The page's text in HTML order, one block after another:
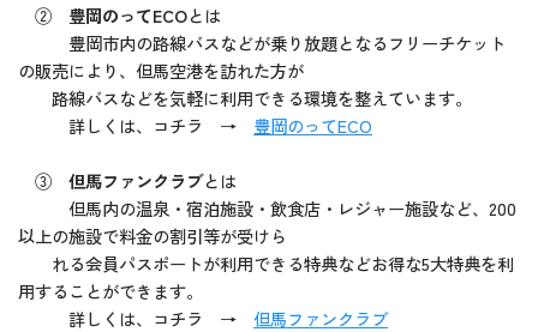
② 豊岡のってECOとは
豊岡市内の路線バスなどが乗り放題となるフリーチケット
の販売により、但馬空港を訪れた方が
路線バスなどを気軽に利用できる環境を整えています。
詳しくは、コチラ → 豊岡のってECO
③ 但馬ファンクラブとは
但馬内の温泉・宿泊施設・飲食店・レジャー施設など、200
以上の施設で料金の割引等が受けら
れる会員パスポートが利用できる特典などお得な5大特典を利
用することができます。
詳しくは、コチラ → 但馬ファンクラブ